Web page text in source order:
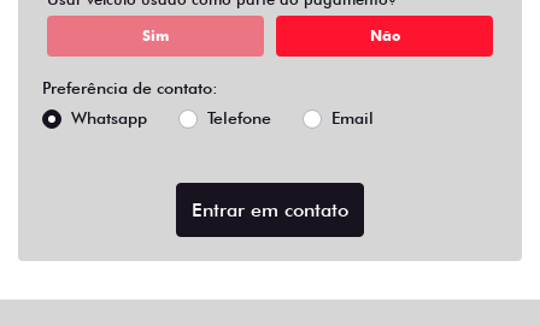
Sim Não
Preferência de contato:
Whatsapp
Telefone Email
Entrar em contato